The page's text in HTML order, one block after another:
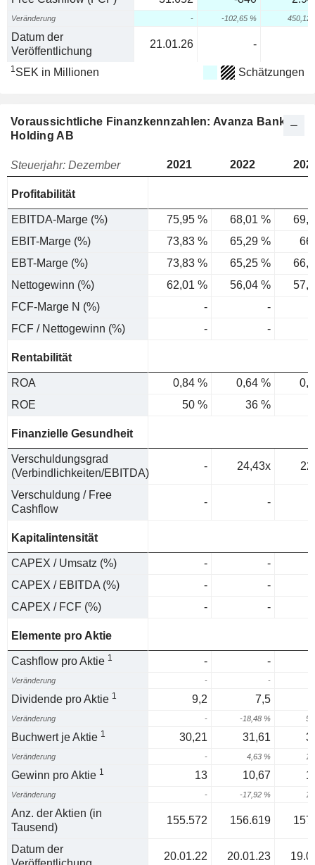
Veränderung - -102,65 % 450,12
Datum der
Veröffentlichung
21.01.26 -
1SEK in Millionen Schätzungen
Voraussichtliche Finanzkennzahlen: Avanza Bank
Holding AB
Steuerjahr: Dezember 2021 2022
Profitabilität
EBITDA-Marge (%) 75,95 % 68,01 %
EBIT-Marge (%)
73,83 % 65,29 %
EBT-Marge (%)
73,83 % 65,25 %
Nettogewinn (%)
62,01 % 56,04 %
FCF-Marge N (%)
-
-
FCF / Nettogewinn (%)
- -
Rentabilität
ROA 0,84 % 0,64 %
ROE
50 % 36 %
Finanzielle Gesundheit
Verschuldungsgrad
(Verbindlichkeiten/EBITDA)
- 24,43x
Verschuldung / Free
Cashflow
- -
Kapitalintensität
CAPEX / Umsatz (%) -
-
CAPEX / EBITDA (%)
-
-
CAPEX / FCF (%)
- -
Elemente pro Aktie
Cashflow pro Aktie 1 - -
Veränderung - -
Dividende pro Aktie 1 9,2 7,5
Veränderung - -18,48 %
Buchwert je Aktie 1 30,21 31,61
Veränderung - 4,63 %
Gewinn pro Aktie 1 13 10,67
Veränderung - -17,92 %
Anz. der Aktien (in
Tausend)
155.572 156.619
Datum der
20.01.22 20.01.23